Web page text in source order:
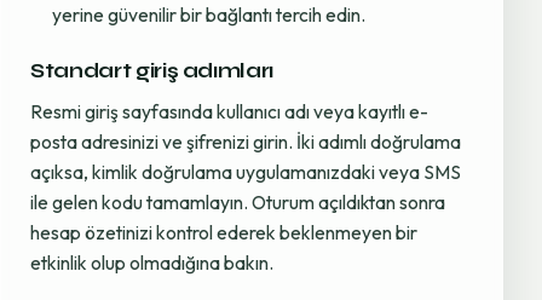
yerine güvenilir bir bağlantı tercih edin.
Standart giriş adımları
Resmi giriş sayfasında kullanıcı adı veya kayıtlı e-
posta adresinizi ve şifrenizi girin. İki adımlı doğrulama
açıksa, kimlik doğrulama uygulamanızdaki veya SMS
ile gelen kodu tamamlayın. Oturum açıldıktan sonra
hesap özetinizi kontrol ederek beklenmeyen bir
etkinlik olup olmadığına bakın.